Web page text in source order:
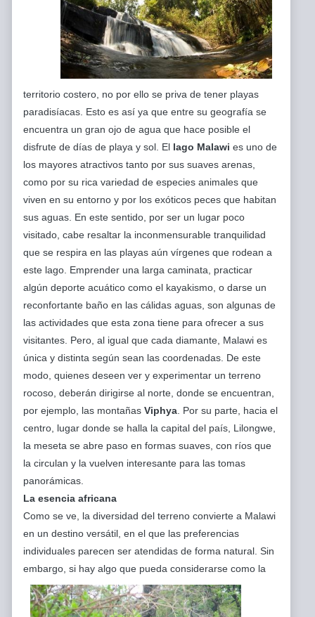
territorio costero, no por ello se priva de tener playas
paradisíacas. Esto es así ya que entre su geografía se
encuentra un gran ojo de agua que hace posible el
disfrute de días de playa y sol. El lago Malawi es uno de
los mayores atractivos tanto por sus suaves arenas,
como por su rica variedad de especies animales que
viven en su entorno y por los exóticos peces que habitan
sus aguas. En este sentido, por ser un lugar poco
visitado, cabe resaltar la inconmensurable tranquilidad
que se respira en las playas aún vírgenes que rodean a
este lago. Emprender una larga caminata, practicar
algún deporte acuático como el kayakismo, o darse un
reconfortante baño en las cálidas aguas, son algunas de
las actividades que esta zona tiene para ofrecer a sus
visitantes. Pero, al igual que cada diamante, Malawi es
única y distinta según sean las coordenadas. De este
modo, quienes deseen ver y experimentar un terreno
rocoso, deberán dirigirse al norte, donde se encuentran,
por ejemplo, las montañas Viphya. Por su parte, hacia el
centro, lugar donde se halla la capital del país, Lilongwe,
la meseta se abre paso en formas suaves, con ríos que
la circulan y la vuelven interesante para las tomas
panorámicas.
La esencia africana
Como se ve, la diversidad del terreno convierte a Malawi
en un destino versátil, en el que las preferencias
individuales parecen ser atendidas de forma natural. Sin
embargo, si hay algo que pueda considerarse como la